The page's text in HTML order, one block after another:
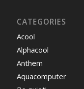
CATEGORIES
Acool
Alphacool
Anthem
Aquacomputer